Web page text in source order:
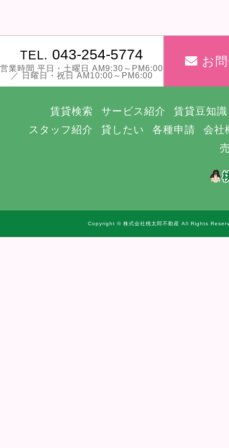
TEL. 043-254-5774
営業時間 平日・土曜日 AM9:30～PM6:00
／ 日曜日・祝日 AM10:00～PM6:00
お
賃貸検索 サービス紹介
賃貸豆知識
スタッフ紹介
貸したい 各種申請
会社
Copyright © 株式会社桃太郎不動産 All Rights